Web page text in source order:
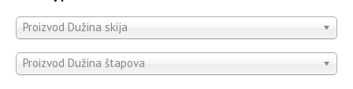
Proizvod Dužina skija
Proizvod Dužina štapova